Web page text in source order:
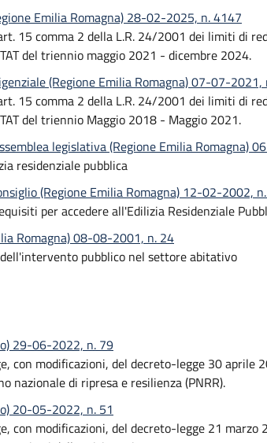
Emilia Romagna) 28-02-2025, n. 4147
15 comma 2 della L.R. 24/2001 dei limiti di
del triennio maggio 2021 - dicembre 2024.
(Regione Emilia Romagna) 07-07-
15 comma 2 della L.R. 24/2001 dei limiti di
del triennio Maggio 2018 - Maggio 2021.
legislativa (Regione Emilia Romagna)
residenziale pubblica
(Regione Emilia Romagna) 12-02-2002,
per accedere all'Edilizia Residenziale
Romagna) 08-08-2001, n. 24
pubblico nel settore abitativo
29-06-2022, n. 79
con modificazioni, del decreto-legge 30
nazionale di ripresa e resilienza (PNRR).
20-05-2022, n. 51
con modificazioni, del decreto-legge 21